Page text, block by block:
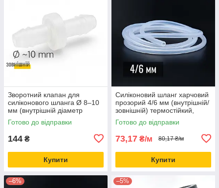
Зворотний клапан для
силіконового шланга Ø 8–10
мм (внутрішній діаметр
трубки)
Готово до відправки
144 ₴
Купити
Силіконовий шланг харчовий
прозорий 4/6 мм (внутрішній/
зовнішній) термостійкий,
гнучка силіконова трубка
Готово до відправки
73,17 ₴/м 80,17 ₴/м
Купити
–6% –5%